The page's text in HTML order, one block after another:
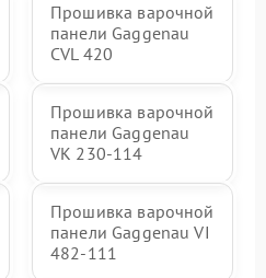
Прошивка варочной
панели Gaggenau
CVL 420
Прошивка варочной
панели Gaggenau
VK 230-114
Прошивка варочной
панели Gaggenau VI
482-111